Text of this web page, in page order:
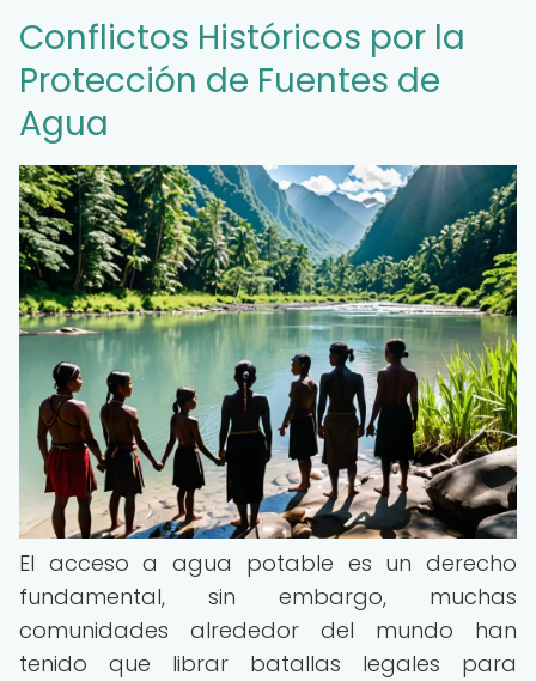
Conflictos Históricos por la
Protección de Fuentes de
Agua
El acceso a agua potable es un derecho
fundamental, sin embargo, muchas
comunidades alrededor del mundo han
tenido que librar batallas legales para